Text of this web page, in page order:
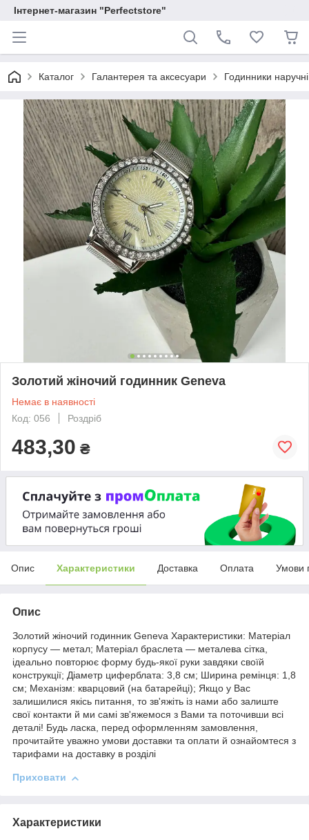
Інтернет-магазин "Perfectstore"
Каталог Галантерея та аксесуари Годинники наручні
Золотий жіночий годинник Geneva
Немає в наявності
Код: 056
Роздріб
483,30 ₴
Опис Характеристики Доставка Оплата Умови
Опис
Золотий жіночий годинник Geneva Характеристики: Матеріал
корпусу — метал; Матеріал браслета — металева сітка,
ідеально повторює форму будь-якої руки завдяки своїй
конструкції; Діаметр циферблата: 3,8 см; Ширина ремінця: 1,8
см; Механізм: кварцовий (на батарейці); Якщо у Вас
залишилися якісь питання, то зв'яжіть із нами або залиште
свої контакти й ми самі зв'яжемося з Вами та поточивши всі
деталі! Будь ласка, перед оформленням замовлення,
прочитайте уважно умови доставки та оплати й ознайомтеся з
тарифами на доставку в розділі
Приховати
Характеристики